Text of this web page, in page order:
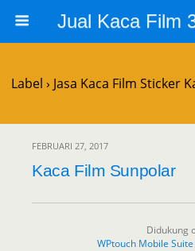
Label › Jasa Kaca Film Sticker
FEBRUARI 27, 2017
Kaca Film Sunpolar
Didukung
WPtouch Mobile